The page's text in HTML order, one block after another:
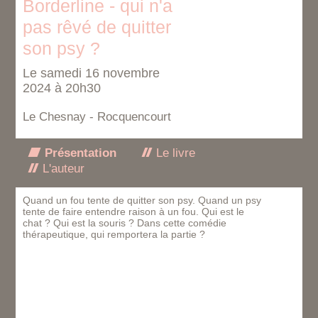
Borderline - qui n'a
pas rêvé de quitter
son psy ?
Le samedi 16 novembre
2024 à 20h30
Le Chesnay - Rocquencourt
Présentation
Le livre
L'auteur
Quand un fou tente de quitter son psy. Quand un psy
tente de faire entendre raison à un fou. Qui est le
chat ? Qui est la souris ? Dans cette comédie
thérapeutique, qui remportera la partie ?